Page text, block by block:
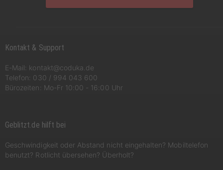
Kontakt & Support
E-Mail: kontakt@coduka.de
Telefon: 030 / 994 043 600
Bürozeiten: Mo-Fr 10:00 - 16:00 Uhr
Geblitzt.de hilft bei
Geschwindigkeit oder Abstand nicht eingehalten? Mobiltelefon
benutzt? Rotlicht übersehen? Überholt?